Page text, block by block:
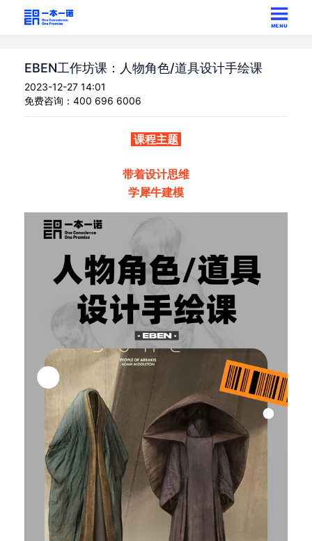
EBEN工作坊课：人物角色/道具设计手绘课
2023-12-27 14:01
免费咨询：400 696 6006
课程主题
带着设计思维
学犀牛建模